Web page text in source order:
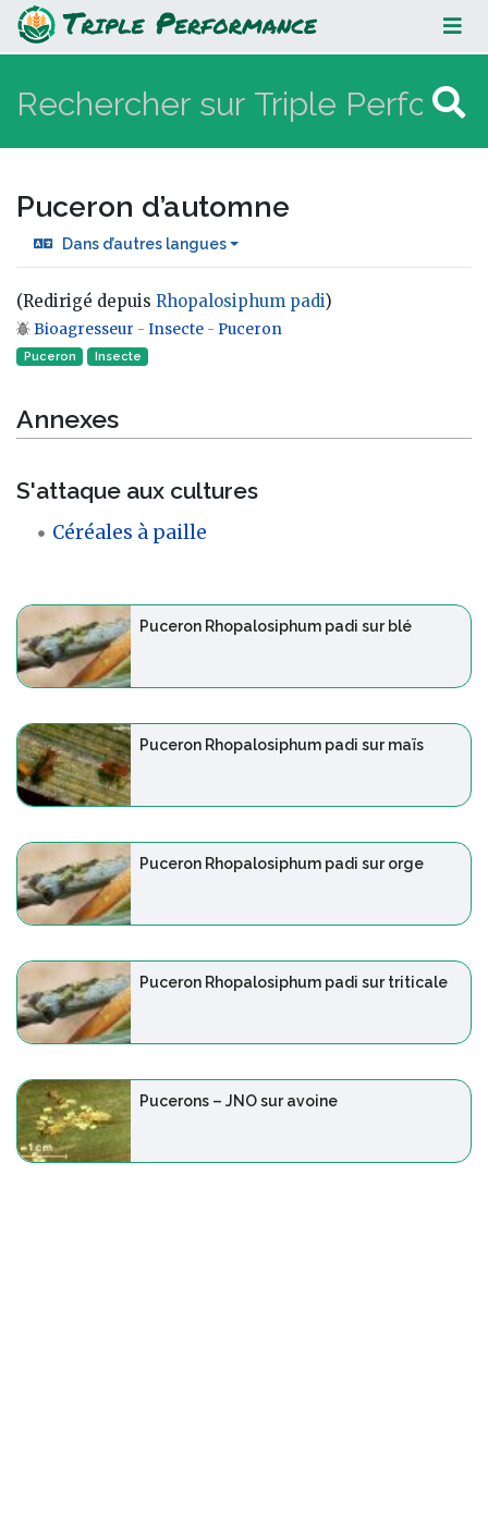
Puceron d’automne
Puceron d’automne
Dans d’autres langues
(Redirigé depuis Rhopalosiphum padi)
Aller à :navigation,rechercher
Bioagresseur - Insecte - Puceron
Puceron Insecte‎
Annexes
S'attaque aux cultures
Céréales à paille
Puceron Rhopalosiphum padi sur blé
Puceron Rhopalosiphum padi sur maïs
Puceron Rhopalosiphum padi sur orge
Puceron Rhopalosiphum padi sur triticale
Pucerons – JNO sur avoine